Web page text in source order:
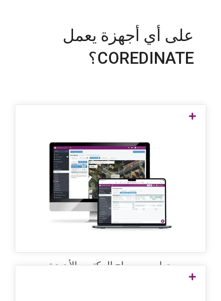
على أي أجهزة يعمل
COREDINATE؟
حواسيب سطح المكتب والأجهزة
واضحة على الحاسوب
المحمول وحاسوب سطح
المكتب
ستجد في البوابة الإلكترونية كل ما تحتاجه
لاستخدام نظام مراقبة الحراسة. بشكل واضح
ومع العديد من الوظائف، يساعدك